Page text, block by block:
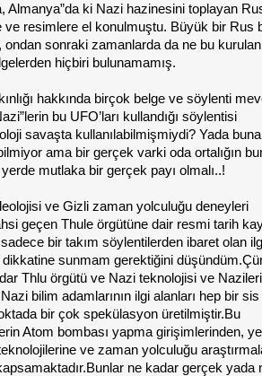
Almanya”da ki Nazi hazinesini toplayan
ve resimlere el konulmuştu. Büyük bir Rus
ondan sonraki zamanlarda da ne bu
hiçbiri bulunamamış.
hakkında birçok belge ve söylenti
bu UFO’ları kullandığı söylentisi
savaşta kullanılabilmişmiydi? Yada buna
ama bir gerçek varki oda ortalığın
mutlaka bir gerçek payı olmalı..!
ve Gizli zaman yolculuğu deneyleri
geçen Thule örgütüne dair resmi tarih
bir takım söylentilerden ibaret olan
dikkatine sunmam gerektiğini
Thlu örgütü ve Nazi teknolojisi ve
bilim adamlarının ilgi alanları hep bir
bir çok spekülasyon üretilmiştir.Bu
Atom bombası yapma girişimlerinden,
ve zaman yolculuğu
ne kadar gerçek yada